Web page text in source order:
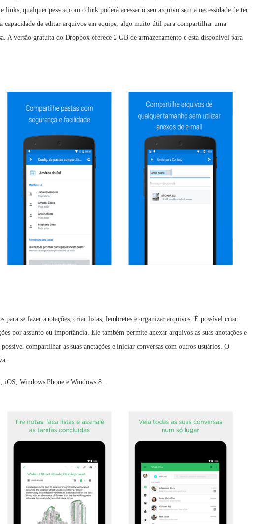
links, qualquer pessoa com o link poderá acessar o seu arquivo sem a necessidade de ter
capacidade de editar arquivos em equipe, algo muito útil para compartilhar uma
A versão gratuita do Dropbox oferece 2 GB de armazenamento e esta disponível para
para se fazer anotações, criar listas, lembretes e organizar arquivos. É possível criar
por assunto ou importância. Ele também permite anexar arquivos as suas anotações e
compartilhar as suas anotações e iniciar conversas com outros usuários. O
iOS, Windows Phone e Windows 8.